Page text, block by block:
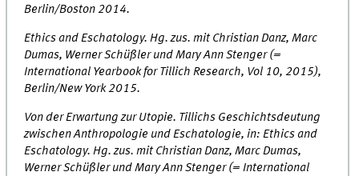
Berlin/Boston 2014.
Ethics and Eschatology. Hg. zus. mit Christian Danz, Marc
Dumas, Werner Schüßler und Mary Ann Stenger (=
International Yearbook for Tillich Research, Vol 10, 2015),
Berlin/New York 2015.
Von der Erwartung zur Utopie. Tillichs Geschichtsdeutung
zwischen Anthropologie und Eschatologie, in: Ethics and
Eschatology. Hg. zus. mit Christian Danz, Marc Dumas,
Werner Schüßler und Mary Ann Stenger (= International